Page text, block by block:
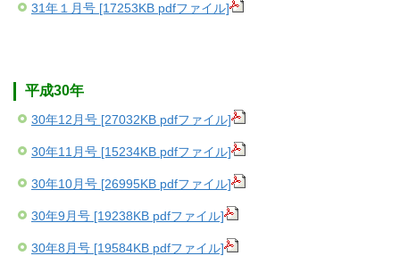
31年１月号 [17253KB pdfファイル]
平成30年
30年12月号 [27032KB pdfファイル]
30年11月号 [15234KB pdfファイル]
30年10月号 [26995KB pdfファイル]
30年9月号 [19238KB pdfファイル]
30年8月号 [19584KB pdfファイル]